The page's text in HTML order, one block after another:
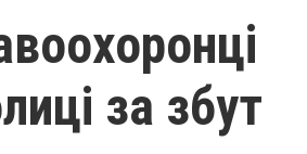
за збут